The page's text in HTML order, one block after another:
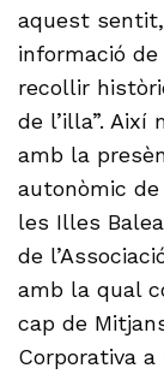
aquest
informació
recollir
de l’illa”.
amb la
autonòmic
les Illes
de
amb la qual
cap de
Corporativa a